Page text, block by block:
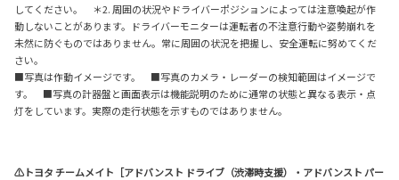
してください。 ＊2. 周囲の状況やドライバーポジションによっては注意喚起が作
動しないことがあります。ドライバーモニターは運転者の不注意行動や姿勢崩れを
未然に防ぐものではありません。常に周囲の状況を把握し、安全運転に努めてくだ
さい。
■写真は作動イメージです。 ■写真のカメラ・レーダーの検知範囲はイメージで
す。 ■写真の計器盤と画面表示は機能説明のために通常の状態と異なる表示・点
灯をしています。実際の走行状態を示すものではありません。
⚠トヨタ チームメイト［アドバンスト ドライブ（渋滞時支援）・アドバンスト パー